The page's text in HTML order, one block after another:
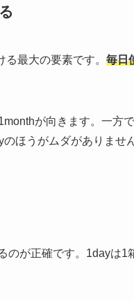
最大の要素です。 毎日
が向きます。一方
ほうがムダがありません
のが正確です。1dayは1